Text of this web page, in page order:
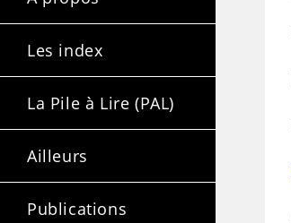
Les index
La Pile à Lire (PAL)
Ailleurs
Publications